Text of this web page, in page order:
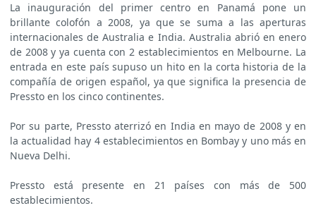
La inauguración del primer centro en Panamá pone un
brillante colofón a 2008, ya que se suma a las aperturas
internacionales de Australia e India. Australia abrió en enero
de 2008 y ya cuenta con 2 establecimientos en Melbourne. La
entrada en este país supuso un hito en la corta historia de la
compañía de origen español, ya que significa la presencia de
Pressto en los cinco continentes.
Por su parte, Pressto aterrizó en India en mayo de 2008 y en
la actualidad hay 4 establecimientos en Bombay y uno más en
Nueva Delhi.
Pressto está presente en 21 países con más de 500
establecimientos.